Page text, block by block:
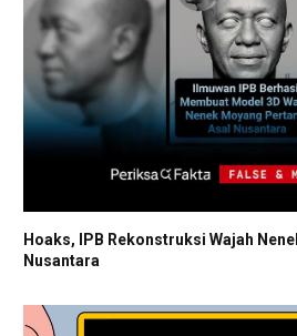
Hoaks, IPB Rekonstruksi Wajah
Nusantara